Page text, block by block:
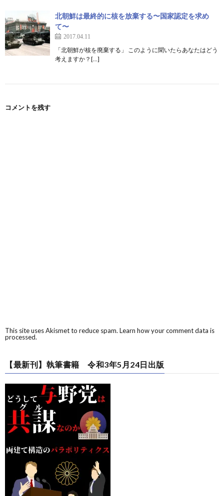
北朝鮮は最終的に核を放棄する〜国家認定を求め
て〜
2017.04.11
「北朝鮮が核を廃棄する」 このように聞いたらあなたはどう
考えますか？[…]
コメントを残す
This site uses Akismet to reduce spam. Learn how your comment data is
processed.
【最新刊】執筆書籍 令和3年5月24日出版